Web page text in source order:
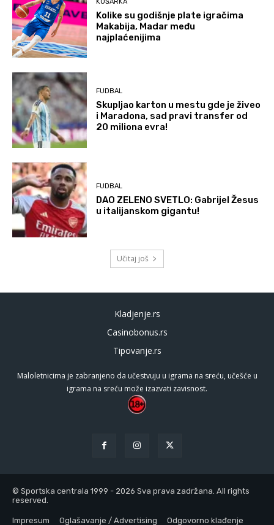
Kolike su godišnje plate igračima
Makabija, Madar među
najplaćenijima
FUDBAL
Skupljao karton u mestu gde je živeo
i Maradona, sad pravi transfer od
20 miliona evra!
FUDBAL
DAO ZELENO SVETLO: Gabrijel Žesus
u italijanskom gigantu!
Učitaj još
Kladjenje.rs
Casinobonus.rs
Tipovanje.rs
Maloletnicima je zabranjeno da učestvuju u igrama na sreću, učešće u
igrama na sreću može izazvati zavisnost.
© Sportska centrala 1999 - 2026 Sva prava zadržana. All rights
reserved.
Impresum Oglašavanje / Advertising Odgovorno klađenje